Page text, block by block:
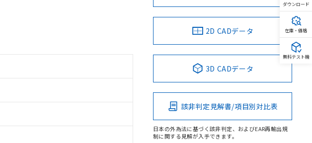
2D CADデータ
3D CADデータ
該非判定見解書/項目別対比表
日本の外為法に基づく該非判定、およびEAR再輸出規
制に関する見解が入手できます。
ダウンロード
在庫・価格
無料テスト機